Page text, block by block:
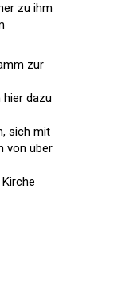
zu ihm
zur
hier dazu
sich mit
von über